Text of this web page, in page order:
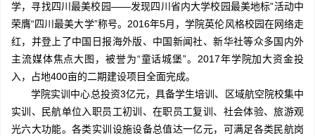
学，寻找四川最美校园——发现四川省内大学校园最美地标”活动中
荣膺“四川最美大学”称号。2016年5月，学院英伦风格校园在网络走
红，并登上了中国日报海外版、中国新闻社、新华社等众多国内外
主流媒体焦点大图，被誉为“童话城堡”。2017年学院加大资金投
入，占地400亩的二期建设项目全面完成。
学院实训中心总投资3亿元，具备学生培训、区域航空院校集中
实训、民航单位入职员工初训、在职员工复训、社会体验、旅游观
光六大功能。各类实训设施设备总值达一亿元，可满足各类民航岗